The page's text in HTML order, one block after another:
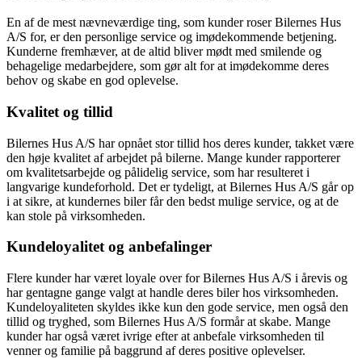
En af de mest nævneværdige ting, som kunder roser Bilernes Hus
A/S for, er den personlige service og imødekommende betjening.
Kunderne fremhæver, at de altid bliver mødt med smilende og
behagelige medarbejdere, som gør alt for at imødekomme deres
behov og skabe en god oplevelse.
Kvalitet og tillid
Bilernes Hus A/S har opnået stor tillid hos deres kunder, takket være
den høje kvalitet af arbejdet på bilerne. Mange kunder rapporterer
om kvalitetsarbejde og pålidelig service, som har resulteret i
langvarige kundeforhold. Det er tydeligt, at Bilernes Hus A/S går op
i at sikre, at kundernes biler får den bedst mulige service, og at de
kan stole på virksomheden.
Kundeloyalitet og anbefalinger
Flere kunder har været loyale over for Bilernes Hus A/S i årevis og
har gentagne gange valgt at handle deres biler hos virksomheden.
Kundeloyaliteten skyldes ikke kun den gode service, men også den
tillid og tryghed, som Bilernes Hus A/S formår at skabe. Mange
kunder har også været ivrige efter at anbefale virksomheden til
venner og familie på baggrund af deres positive oplevelser.